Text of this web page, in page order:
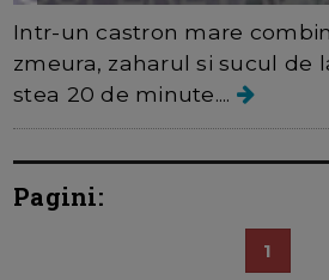
Intr-un castron mare
zmeura, zaharul si sucul de
stea 20 de minute....
Pagini:
1